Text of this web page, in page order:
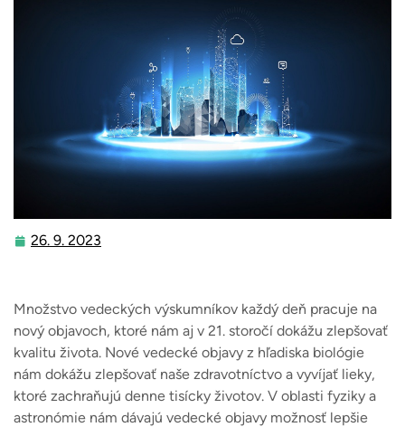
26. 9. 2023
Množstvo vedeckých výskumníkov každý deň pracuje na
nový objavoch, ktoré nám aj v 21. storočí dokážu zlepšovať
kvalitu života. Nové vedecké objavy z hľadiska biológie
nám dokážu zlepšovať naše zdravotníctvo a vyvíjať lieky,
ktoré zachraňujú denne tisícky životov. V oblasti fyziky a
astronómie nám dávajú vedecké objavy možnosť lepšie